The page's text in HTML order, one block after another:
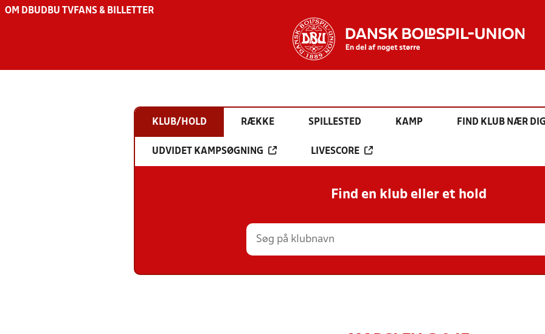
OM DBU DBU TV FANS & BILLETTER
KLUB/HOLD RÆKKE SPILLESTED KAMP FIND KLUB NÆR DIG
UDVIDET KAMPSØGNING LIVESCORE
Find en klub eller et hold